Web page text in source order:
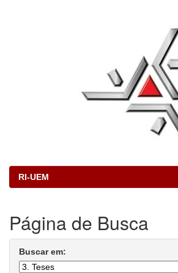
RI-UEM
Página de Busca
Buscar em: